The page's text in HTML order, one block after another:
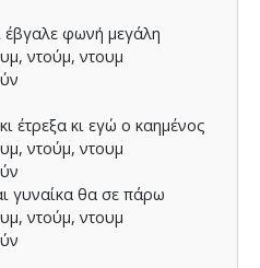
έβγαλε φωνή µεγάλη
ντούµ, ντουµ
έτρεξα κι εγώ ο καηµένος
ντούµ, ντουµ
γυναίκα θα σε πάρω
ντούµ, ντουµ